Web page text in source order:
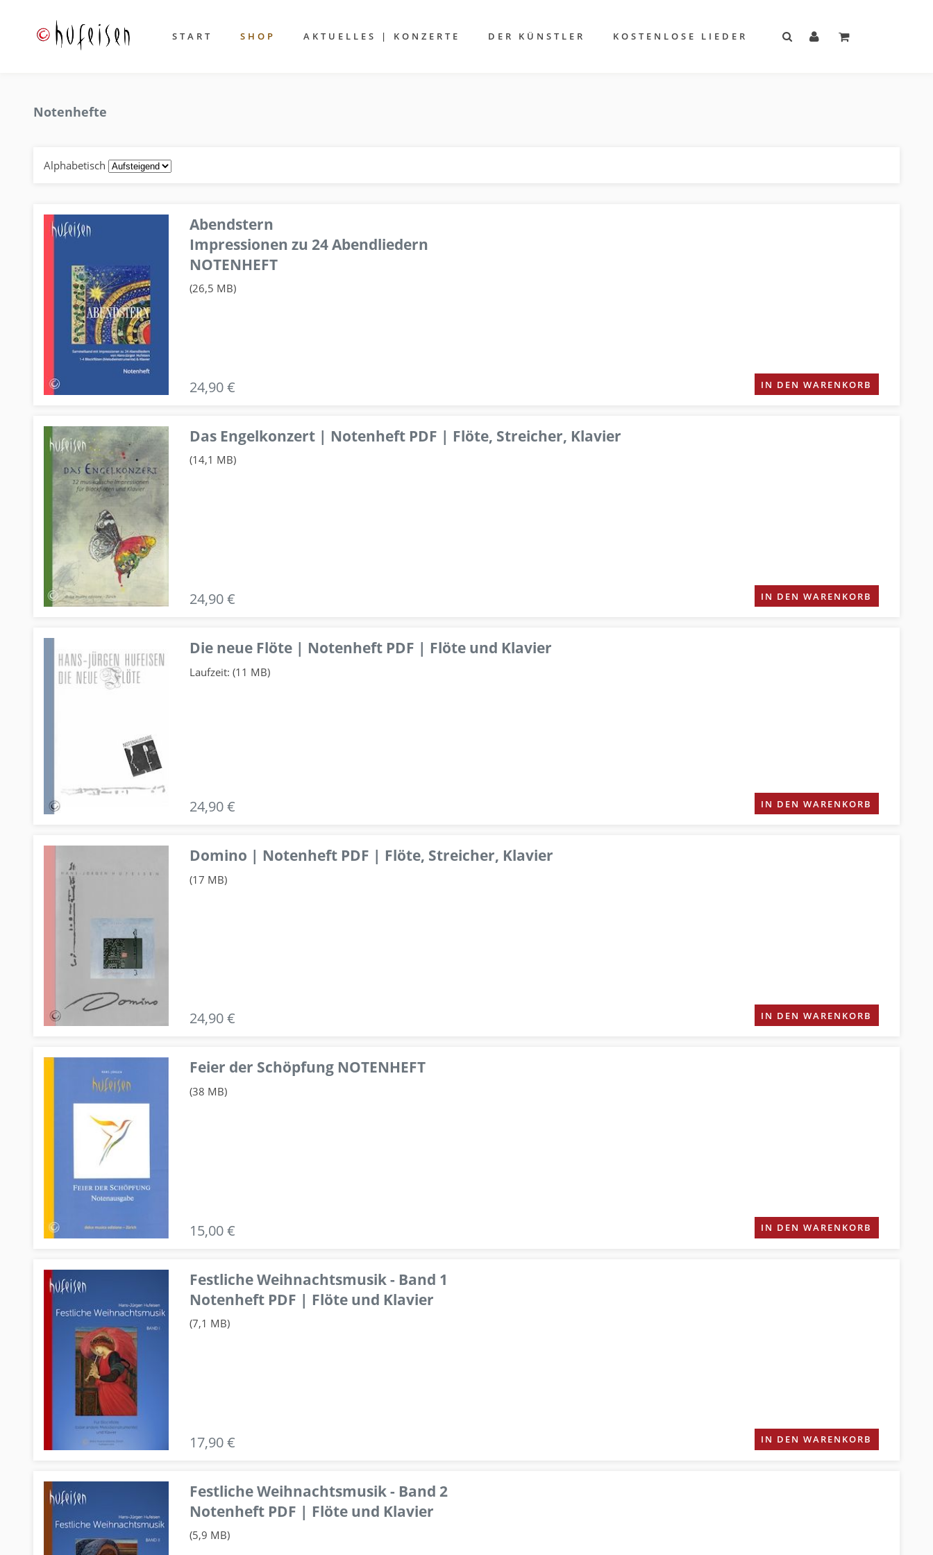
START SHOP AKTUELLES | KONZERTE DER KÜNSTLER KOSTENLOSE LIEDER
Notenhefte
Alphabetisch
Abendstern
Impressionen zu 24 Abendliedern
NOTENHEFT
(26,5 MB)
24,90 € IN DEN WARENKORB
Das Engelkonzert | Notenheft PDF | Flöte, Streicher, Klavier
(14,1 MB)
24,90 € IN DEN WARENKORB
Die neue Flöte | Notenheft PDF | Flöte und Klavier
Laufzeit: (11 MB)
24,90 € IN DEN WARENKORB
Domino | Notenheft PDF | Flöte, Streicher, Klavier
(17 MB)
24,90 € IN DEN WARENKORB
Feier der Schöpfung NOTENHEFT
(38 MB)
15,00 € IN DEN WARENKORB
Festliche Weihnachtsmusik - Band 1
Notenheft PDF | Flöte und Klavier
(7,1 MB)
17,90 € IN DEN WARENKORB
Festliche Weihnachtsmusik - Band 2
Notenheft PDF | Flöte und Klavier
(5,9 MB)